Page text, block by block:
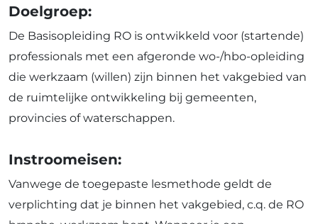
Doelgroep:
De Basisopleiding RO is ontwikkeld voor (startende)
professionals met een afgeronde wo-/hbo-opleiding
die werkzaam (willen) zijn binnen het vakgebied van
de ruimtelijke ontwikkeling bij gemeenten,
provincies of waterschappen.
Instroomeisen:
Vanwege de toegepaste lesmethode geldt de
verplichting dat je binnen het vakgebied, c.q. de RO